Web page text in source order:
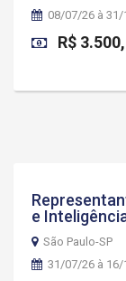
08/07/26 à
R$
e
São Paulo-SP
31/07/26 à 16/